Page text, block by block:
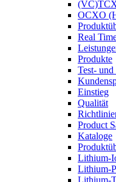
OCXO
Real
Produkte
Test-
Einstieg
Qualität
Product
Kataloge
Lithium-
Lithium-
Lithium-